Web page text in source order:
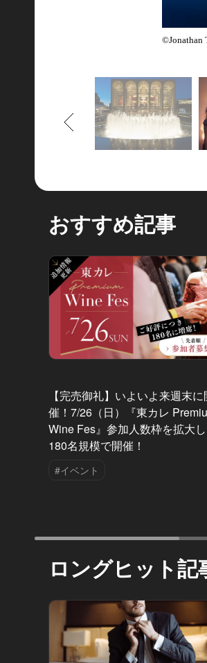
©Jonathan
もどる
おすすめ記事
【完売御礼】いよいよ来週末に
催！7/26（日）『東カレ
Wine Fes』参加人数枠を拡大し
180名規模で開催！
#イベント
ロングヒット記